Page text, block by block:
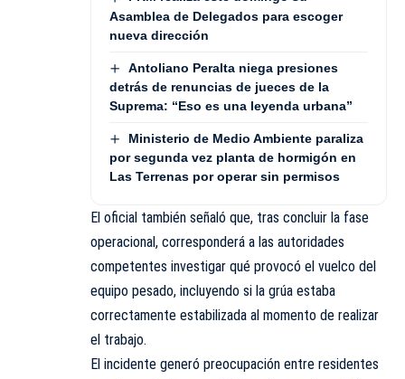
Asamblea de Delegados para escoger
nueva dirección
Antoliano Peralta niega presiones
detrás de renuncias de jueces de la
Suprema: “Eso es una leyenda urbana”
Ministerio de Medio Ambiente paraliza
por segunda vez planta de hormigón en
Las Terrenas por operar sin permisos
El oficial también señaló que, tras concluir la fase
operacional, corresponderá a las autoridades
competentes investigar qué provocó el vuelco del
equipo pesado, incluyendo si la grúa estaba
correctamente estabilizada al momento de realizar
el trabajo.
El incidente generó preocupación entre residentes